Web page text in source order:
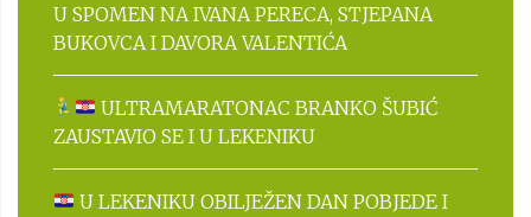
U SPOMEN NA IVANA PERECA, STJEPANA
BUKOVCA I DAVORA VALENTIĆA
ULTRAMARATONAC BRANKO ŠUBIĆ
ZAUSTAVIO SE I U LEKENIKU
U LEKENIKU OBILJEŽEN DAN POBJEDE I